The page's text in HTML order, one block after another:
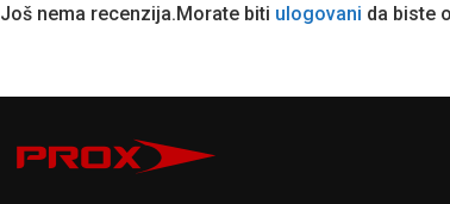
Još nema recenzija.Morate biti ulogovani da biste